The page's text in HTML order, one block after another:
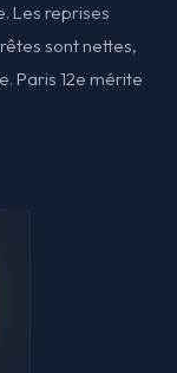
Les reprises
sont nettes,
Paris 12e mérite